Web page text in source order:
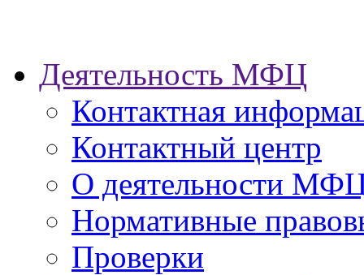
Деятельность МФЦ
Контактная
Контактный центр
О деятельности
Нормативные
Проверки